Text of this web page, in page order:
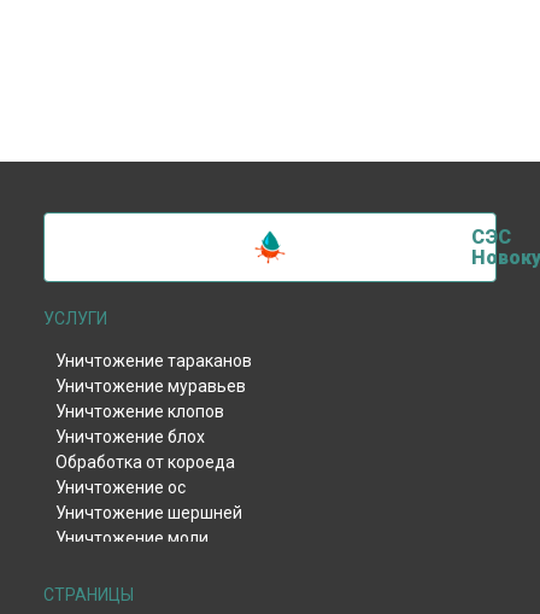
СЭС
УСЛУГИ
Уничтожение тараканов
Уничтожение муравьев
Уничтожение клопов
Уничтожение блох
Обработка от короеда
Уничтожение ос
Уничтожение шершней
Уничтожение моли
Уничтожение клещей
СТРАНИЦЫ